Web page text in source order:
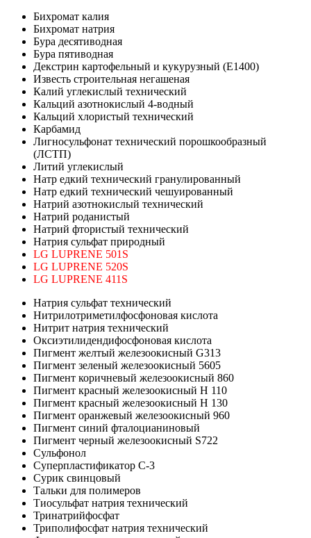
Бихромат калия
Бихромат натрия
Бура десятиводная
Бура пятиводная
Декстрин картофельный и кукурузный (E1400)
Известь строительная негашеная
Калий углекислый технический
Кальций азотнокислый 4-водный
Кальций хлористый технический
Карбамид
Лигносульфонат технический порошкообразный
(ЛСТП)
Литий углекислый
Натр едкий технический гранулированный
Натр едкий технический чешуированный
Натрий азотнокислый технический
Натрий роданистый
Натрий фтористый технический
Натрия сульфат природный
LG LUPRENE 501S
LG LUPRENE 520S
LG LUPRENE 411S
Натрия сульфат технический
Нитрилотриметилфосфоновая кислота
Нитрит натрия технический
Оксиэтилидендифосфоновая кислота
Пигмент желтый железоокисный G313
Пигмент зеленый железоокисный 5605
Пигмент коричневый железоокисный 860
Пигмент красный железоокисный H 110
Пигмент красный железоокисный H 130
Пигмент оранжевый железоокисный 960
Пигмент синий фталоцианиновый
Пигмент черный железоокисный S722
Сульфонол
Суперпластификатор С-3
Сурик свинцовый
Тальки для полимеров
Тиосульфат натрия технический
Тринатрийфосфат
Триполифосфат натрия технический